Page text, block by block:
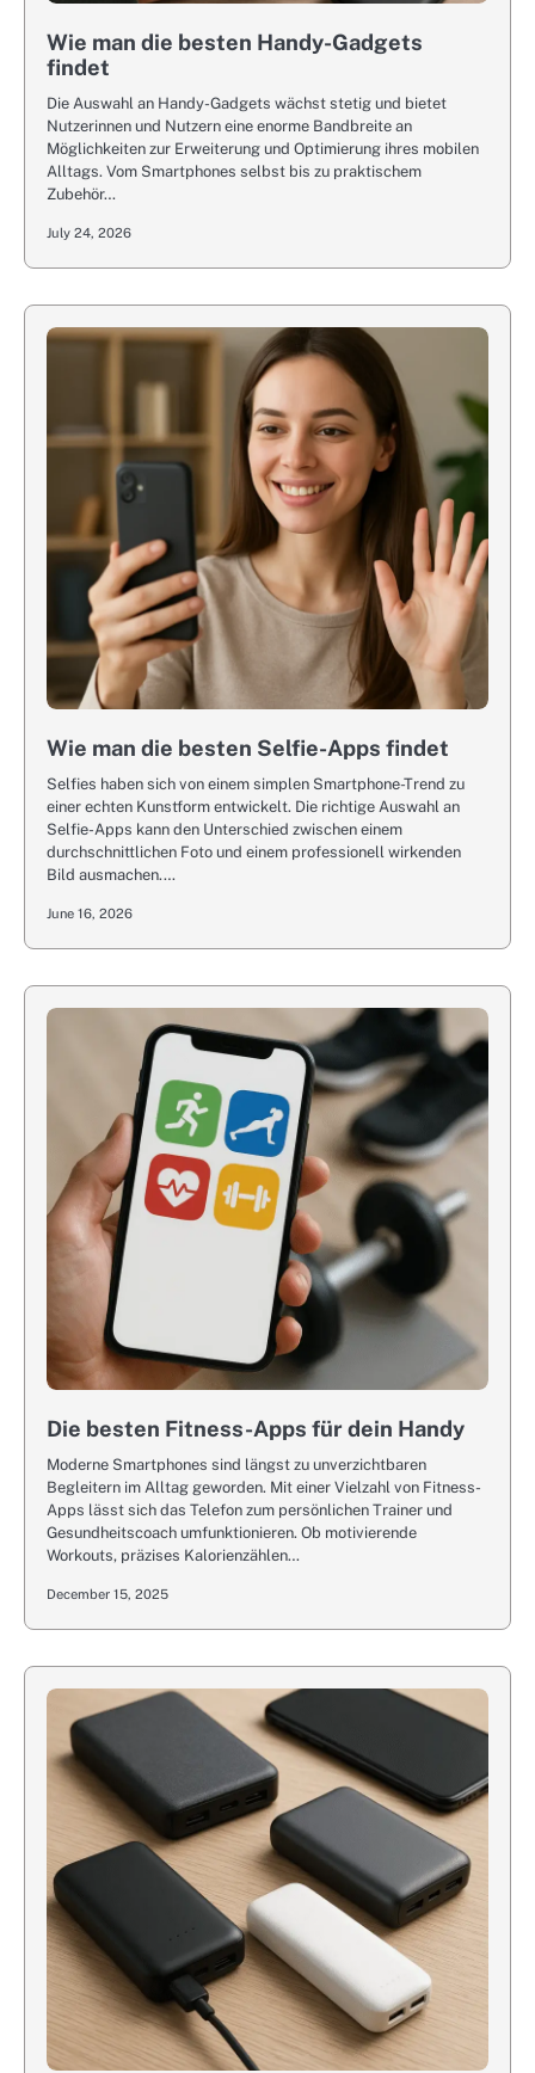
Wie man die besten Handy-Gadgets
findet
Die Auswahl an Handy-Gadgets wächst stetig und bietet
Nutzerinnen und Nutzern eine enorme Bandbreite an
Möglichkeiten zur Erweiterung und Optimierung ihres mobilen
Alltags. Vom Smartphones selbst bis zu praktischem
Zubehör…
July 24, 2026
Wie man die besten Selfie-Apps findet
Selfies haben sich von einem simplen Smartphone-Trend zu
einer echten Kunstform entwickelt. Die richtige Auswahl an
Selfie-Apps kann den Unterschied zwischen einem
durchschnittlichen Foto und einem professionell wirkenden
Bild ausmachen.…
June 16, 2026
Die besten Fitness-Apps für dein Handy
Moderne Smartphones sind längst zu unverzichtbaren
Begleitern im Alltag geworden. Mit einer Vielzahl von Fitness-
Apps lässt sich das Telefon zum persönlichen Trainer und
Gesundheitscoach umfunktionieren. Ob motivierende
Workouts, präzises Kalorienzählen…
December 15, 2025